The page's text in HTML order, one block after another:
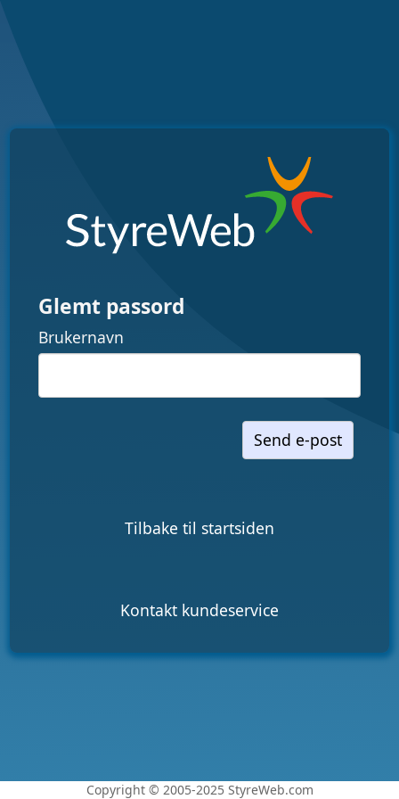
Glemt passord
Brukernavn
Send e-post
Tilbake til startsiden
Kontakt kundeservice
Copyright © 2005-2025 StyreWeb.com